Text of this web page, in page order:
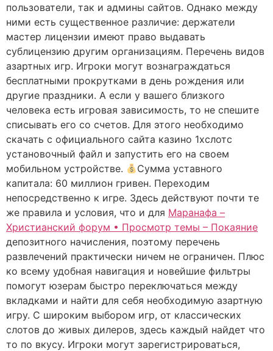
пользователи, так и админы сайтов. Однако между
ними есть существенное различие: держатели
мастер лицензии имеют право выдавать
сублицензию другим организациям. Перечень видов
азартных игр. Игроки могут вознаграждаться
бесплатными прокрутками в день рождения или
другие праздники. А если у вашего близкого
человека есть игровая зависимость, то не спешите
списывать его со счетов. Для этого необходимо
скачать с официального сайта казино 1xслотс
установочный файл и запустить его на своем
мобильном устройстве.
Сумма уставного
капитала: 60 миллион гривен. Переходим
непосредственно к игре. Здесь действуют почти те
же правила и условия, что и для Маранафа –
Христианский форум • Просмотр темы – Покаяние
депозитного начисления, поэтому перечень
развлечений практически ничем не ограничен. Плюс
ко всему удобная навигация и новейшие фильтры
помогут юзерам быстро переключаться между
вкладками и найти для себя необходимую азартную
игру. С широким выбором игр, от классических
слотов до живых дилеров, здесь каждый найдет что
то по вкусу. Игроки могут зарегистрироваться,